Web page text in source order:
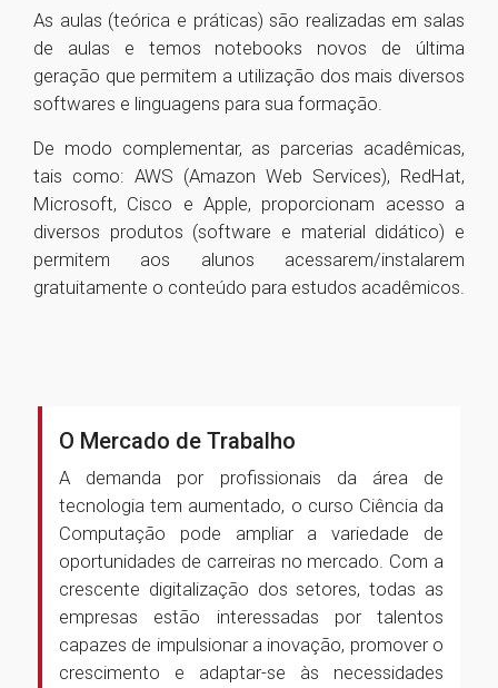
As aulas (teórica e práticas) são realizadas em salas
de aulas e temos notebooks novos de última
geração que permitem a utilização dos mais diversos
softwares e linguagens para sua formação.
De modo complementar, as parcerias acadêmicas,
tais como: AWS (Amazon Web Services), RedHat,
Microsoft, Cisco e Apple, proporcionam acesso a
diversos produtos (software e material didático) e
permitem aos alunos acessarem/instalarem
gratuitamente o conteúdo para estudos acadêmicos.
O Mercado de Trabalho
A demanda por profissionais da área de
tecnologia tem aumentado, o curso Ciência da
Computação pode ampliar a variedade de
oportunidades de carreiras no mercado. Com a
crescente digitalização dos setores, todas as
empresas estão interessadas por talentos
capazes de impulsionar a inovação, promover o
crescimento e adaptar-se às necessidades